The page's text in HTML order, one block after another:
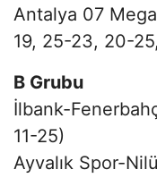
Antalya 07
19, 25-23, 20-
B Grubu
İlbank-
11-25)
Ayvalık Spor-